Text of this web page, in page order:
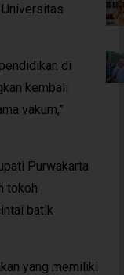
di
kembali
vakum,”
Purwakarta
tokoh
batik
yang memiliki